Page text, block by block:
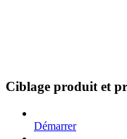
Ciblage produit et
Démarrer